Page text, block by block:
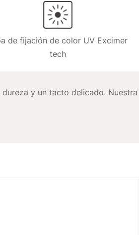
de fijación de color UV Excimer
tech
y un tacto delicado. Nuestra